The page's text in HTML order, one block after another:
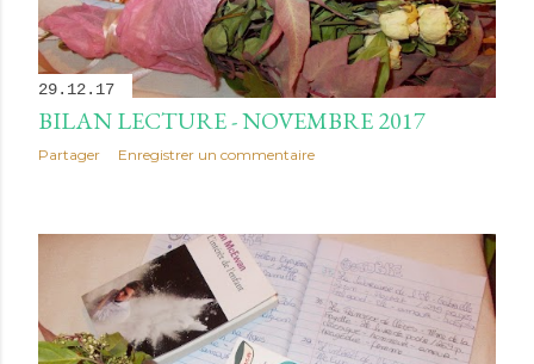
29.12.17
BILAN LECTURE - NOVEMBRE 2017
Partager Enregistrer un commentaire